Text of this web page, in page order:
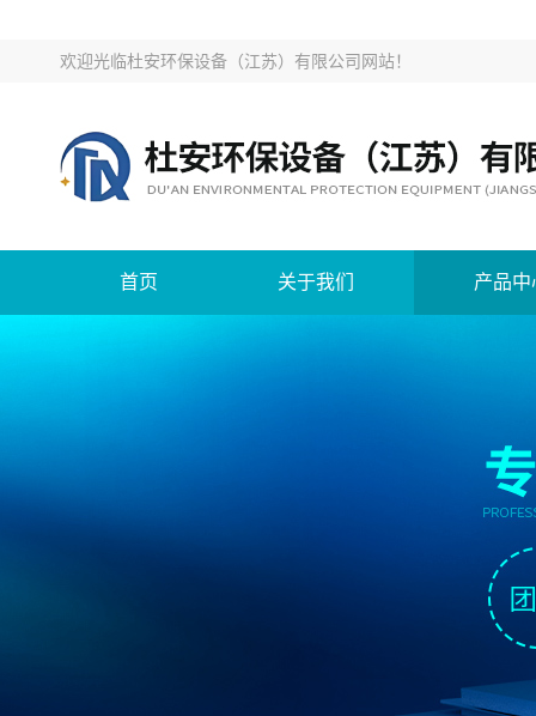
欢迎光临杜安环保设备（江苏）有限公司网站！
首页 关于我们 产品中